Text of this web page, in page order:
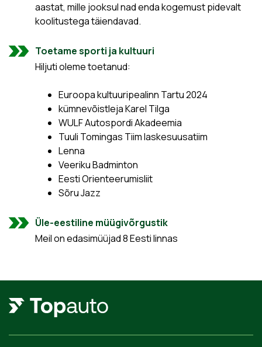
aastat, mille jooksul nad enda kogemust pidevalt
koolitustega täiendavad.
Toetame sporti ja kultuuri
Hiljuti oleme toetanud:
Euroopa kultuuripealinn Tartu 2024
kümnevõistleja Karel Tilga
WULF Autospordi Akadeemia
Tuuli Tomingas Tiim laskesuusatiim
Lenna
Veeriku Badminton
Eesti Orienteerumisliit
Sõru Jazz
Üle-eestiline müügivõrgustik
Meil on edasimüüjad 8 Eesti linnas